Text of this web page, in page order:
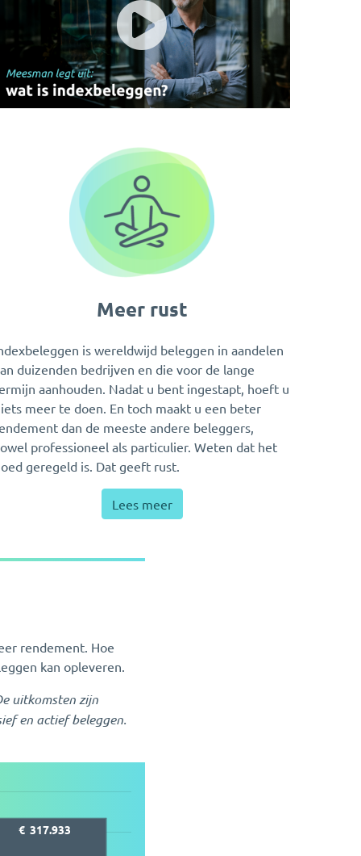
Meer rust
is wereldwijd beleggen in aandelen
duizenden bedrijven en die voor de lange
aanhouden. Nadat u bent ingestapt, hoeft u
meer te doen. En toch maakt u een beter
dan de meeste andere beleggers,
professioneel als particulier. Weten dat het
geregeld is. Dat geeft rust.
Lees meer
rendement. Hoe
kan opleveren.
uitkomsten zijn
en actief beleggen.